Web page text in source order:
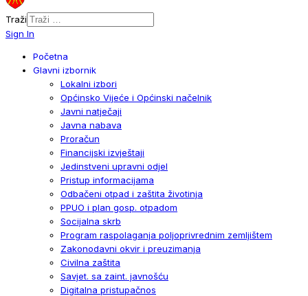
Traži
Sign In
Početna
Glavni izbornik
Lokalni izbori
Općinsko Vijeće i Općinski načelnik
Javni natječaji
Javna nabava
Proračun
Financijski izvještaji
Jedinstveni upravni odjel
Pristup informacijama
Odbačeni otpad i zaštita životinja
PPUO i plan gosp. otpadom
Socijalna skrb
Program raspolaganja poljoprivrednim zemljištem
Zakonodavni okvir i preuzimanja
Civilna zaštita
Savjet. sa zaint. javnošću
Digitalna pristupačnos